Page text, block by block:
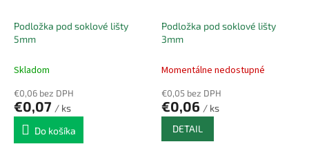
Podložka pod soklové lišty
5mm
Skladom
€0,06 bez DPH
€0,07 / ks
Do košíka
Podložka pod soklové lišty
3mm
Momentálne nedostupné
€0,05 bez DPH
€0,06 / ks
DETAIL